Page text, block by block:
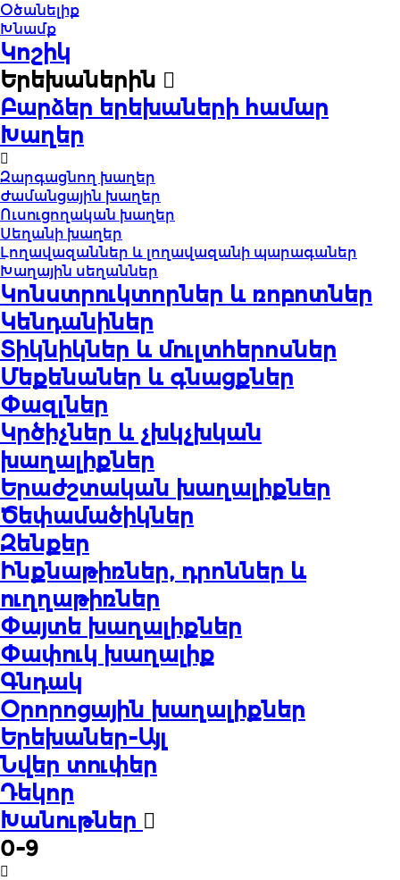
Օծանելիք
Խնամք
Կոշիկ
Երեխաներին
Բարձեր երեխաների համար
Խաղեր
Զարգացնող խաղեր
Ժամանցային խաղեր
Ուսուցողական խաղեր
Սեղանի խաղեր
Լողավազաններ և լողավազանի պարագաներ
Խաղային սեղաններ
Կոնստրուկտորներ և ռոբոտներ
Կենդանիներ
Տիկնիկներ և մուլտհերոսներ
Մեքենաներ և գնացքներ
Փազլներ
Կրծիչներ և չխկչխկան
խաղալիքներ
Երաժշտական խաղալիքներ
Ծեփամածիկներ
Զենքեր
Ինքնաթիռներ, դրոններ և
ուղղաթիռներ
Փայտե խաղալիքներ
Փափուկ խաղալիք
Գնդակ
Օրորոցային խաղալիքներ
Երեխաներ-Այլ
Նվեր տուփեր
Դեկոր
Խանութներ
0-9